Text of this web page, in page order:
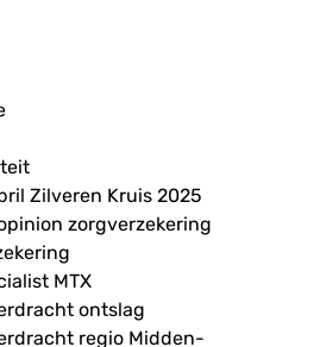
Zilveren Kruis 2025
zorgverzekering
MTX
ontslag
regio Midden-